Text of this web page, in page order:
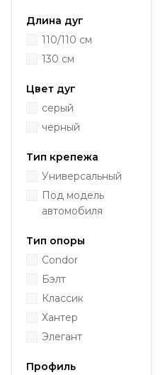
Длина дуг
110/110 см
130 см
Цвет дуг
серый
черный
Тип крепежа
Универсальный
Под модель
автомобиля
Тип опоры
Condor
Бэлт
Классик
Хантер
Элегант
Профиль